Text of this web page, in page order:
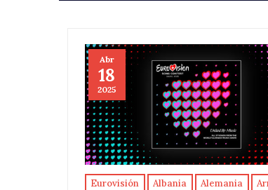
Abr
18
2025
Eurovisión Albania Alemania